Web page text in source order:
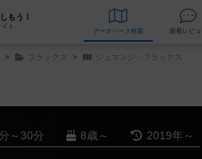
もう！
ト
データベース 検索
フラックス ジュマンジ・フラックス
～30分 8歳～ 2019年～